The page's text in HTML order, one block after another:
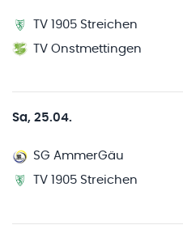
TV 1905 Streichen
TV Onstmettingen
Sa, 25.04.
SG AmmerGäu
TV 1905 Streichen